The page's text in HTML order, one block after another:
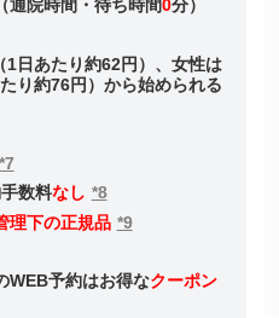
通院時間・待ち時間0分）
1日あたり約62円）、女性は
り約76円）から始められる
*7
数料なし *8
理下の正規品 *9
WEB予約はお得なクーポン